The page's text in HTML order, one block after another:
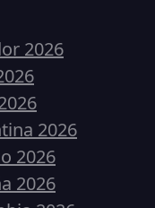
2026
2026
2026
2026